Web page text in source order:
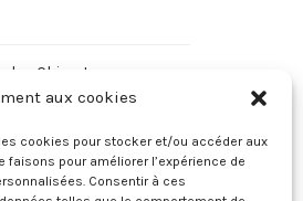
aux cookies
cookies pour stocker et/ou accéder aux
pour améliorer l’expérience de
Consentir à ces
Chien Jaune